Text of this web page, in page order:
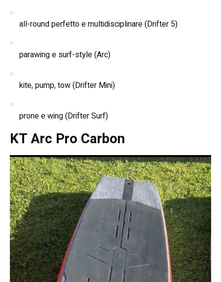
all-round perfetto e multidisciplinare (Drifter 5)
parawing e surf-style (Arc)
kite, pump, tow (Drifter Mini)
prone e wing (Drifter Surf)
KT Arc Pro Carbon